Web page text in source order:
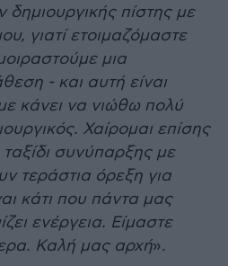
πίστης με
γιατί ετοιμαζόμαστε
μια
- και αυτή είναι
κάνει να νιώθω πολύ
Χαίρομαι επίσης
ταξίδι συνύπαρξης με
τεράστια όρεξη για
κάτι που πάντα μας
ενέργεια. Είμαστε
Καλή μας αρχή».